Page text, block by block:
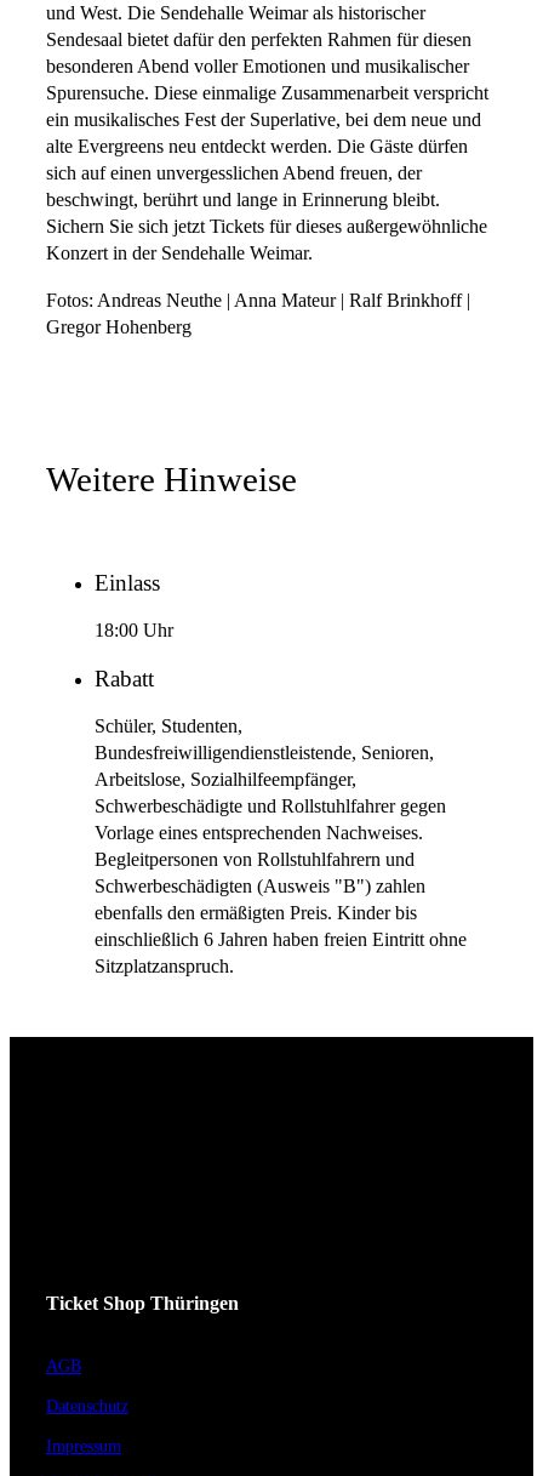
und West. Die Sendehalle Weimar als historischer
Sendesaal bietet dafür den perfekten Rahmen für diesen
besonderen Abend voller Emotionen und musikalischer
Spurensuche. Diese einmalige Zusammenarbeit verspricht
ein musikalisches Fest der Superlative, bei dem neue und
alte Evergreens neu entdeckt werden. Die Gäste dürfen
sich auf einen unvergesslichen Abend freuen, der
beschwingt, berührt und lange in Erinnerung bleibt.
Sichern Sie sich jetzt Tickets für dieses außergewöhnliche
Konzert in der Sendehalle Weimar.
Fotos: Andreas Neuthe | Anna Mateur | Ralf Brinkhoff |
Gregor Hohenberg
Weitere Hinweise
Einlass
18:00 Uhr
Rabatt
Schüler, Studenten,
Bundesfreiwilligendienstleistende, Senioren,
Arbeitslose, Sozialhilfeempfänger,
Schwerbeschädigte und Rollstuhlfahrer gegen
Vorlage eines entsprechenden Nachweises.
Begleitpersonen von Rollstuhlfahrern und
Schwerbeschädigten (Ausweis "B") zahlen
ebenfalls den ermäßigten Preis. Kinder bis
einschließlich 6 Jahren haben freien Eintritt ohne
Sitzplatzanspruch.
Ticket Shop Thüringen
AGB
Datenschutz
Impressum